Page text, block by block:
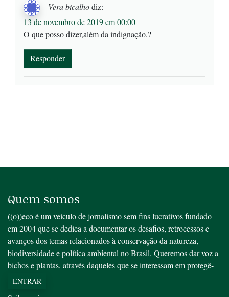
Vera bicalhodiz:
13 de novembro de 2019 em 00:00
O que posso dizer,além da indignação.?
Responder
Quem somos
((o))eco é um veículo de jornalismo sem fins lucrativos fundado
em 2004 que se dedica a documentar os desafios, retrocessos e
avanços dos temas relacionados à conservação da natureza,
biodiversidade e política ambiental no Brasil. Queremos dar voz a
bichos e plantas, através daqueles que se interessam em protegê-
los.ENTRAR